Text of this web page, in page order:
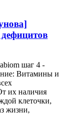
шаг 4 -
Витамины и
их наличия
клеточки,
жизни,